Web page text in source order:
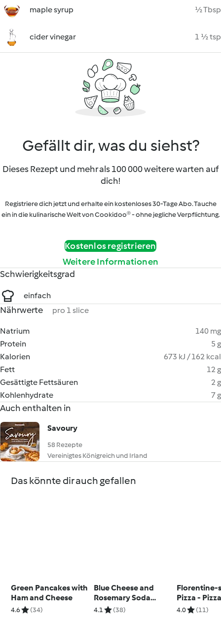
maple syrup ½ Tbsp
cider vinegar 1 ½ tsp
Gefällt dir, was du siehst?
Dieses Rezept und mehr als 100 000 weitere warten auf
dich!
Registriere dich jetzt und erhalte ein kostenloses 30-Tage Abo. Tauche
ein in die kulinarische Welt von Cookidoo® - ohne jegliche Verpflichtung.
Kostenlos registrieren
Weitere Informationen
Schwierigkeitsgrad
einfach
Nährwerte pro 1 slice
Natrium
140 mg
Protein
5 g
Kalorien
673 kJ / 162 kcal
Fett
12 g
Gesättigte Fettsäuren
2 g
Kohlenhydrate
7 g
Auch enthalten in
Savoury
58 Rezepte
Vereinigtes Königreich und Irland
Das könnte dir auch gefallen
Green Pancakes with
Ham and Cheese
4.6 (34)
Blue Cheese and
Rosemary Soda
Bread
4.1 (38)
Florentine-
Pizza -
fiorentina
4.0 (11)